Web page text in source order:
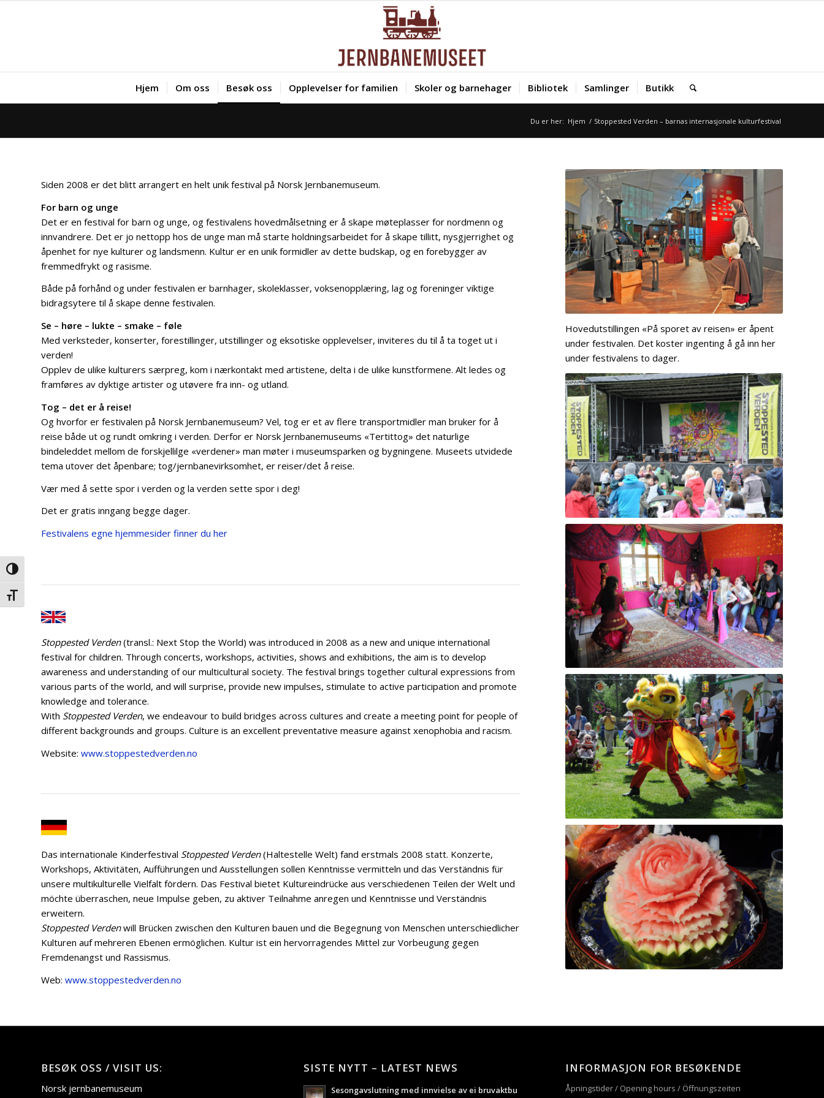
Veksle høykontrast
Veksle skriftstørrelse
Hjem Om oss Besøk oss Opplevelser for familien Skoler og barnehager Bibliotek Samlinger Butikk
Du er her: Hjem / Stoppested Verden – barnas internasjonale kulturfestival
Siden 2008 er det blitt arrangert en helt unik festival på Norsk Jernbanemuseum.
For barn og unge
Det er en festival for barn og unge, og festivalens hovedmålsetning er å skape møteplasser for nordmenn og
innvandrere. Det er jo nettopp hos de unge man må starte holdningsarbeidet for å skape tillitt, nysgjerrighet og
åpenhet for nye kulturer og landsmenn. Kultur er en unik formidler av dette budskap, og en forebygger av
fremmedfrykt og rasisme.
Både på forhånd og under festivalen er barnhager, skoleklasser, voksenopplæring, lag og foreninger viktige
bidragsytere til å skape denne festivalen.
Se – høre – lukte – smake – føle
Med verksteder, konserter, forestillinger, utstillinger og eksotiske opplevelser, inviteres du til å ta toget ut i
verden!
Opplev de ulike kulturers særpreg, kom i nærkontakt med artistene, delta i de ulike kunstformene. Alt ledes og
framføres av dyktige artister og utøvere fra inn- og utland.
Tog – det er å reise!
Og hvorfor er festivalen på Norsk Jernbanemuseum? Vel, tog er et av flere transportmidler man bruker for å
reise både ut og rundt omkring i verden. Derfor er Norsk Jernbanemuseums «Tertittog» det naturlige
bindeleddet mellom de forskjellilge «verdener» man møter i museumsparken og bygningene. Museets utvidede
tema utover det åpenbare; tog/jernbanevirksomhet, er reiser/det å reise.
Vær med å sette spor i verden og la verden sette spor i deg!
Det er gratis inngang begge dager.
Festivalens egne hjemmesider finner du her
Stoppested Verden(transl.: Next Stop the World) was introduced in 2008 as a new and unique international
festival for children. Through concerts, workshops, activities, shows and exhibitions, the aim is to develop
awareness and understanding of our multicultural society. The festival brings together cultural expressions from
various parts of the world, and will surprise, provide new impulses, stimulate to active participation and promote
knowledge and tolerance.
With Stoppested Verden, we endeavour to build bridges across cultures and create a meeting point for people of
different backgrounds and groups. Culture is an excellent preventative measure against xenophobia and racism.
Website: www.stoppestedverden.no
Das internationale Kinderfestival Stoppested Verden(Haltestelle Welt) fand erstmals 2008 statt. Konzerte,
Workshops, Aktivitäten, Aufführungen und Ausstellungen sollen Kenntnisse vermitteln und das Verständnis für
unsere multikulturelle Vielfalt fördern. Das Festival bietet Kultureindrücke aus verschiedenen Teilen der Welt und
möchte überraschen, neue Impulse geben, zu aktiver Teilnahme anregen und Kenntnisse und Verständnis
erweitern.
Stoppested Verdenwill Brücken zwischen den Kulturen bauen und die Begegnung von Menschen unterschiedlicher
Kulturen auf mehreren Ebenen ermöglichen. Kultur ist ein hervorragendes Mittel zur Vorbeugung gegen
Fremdenangst und Rassismus.
Web: www.stoppestedverden.no
Hovedutstillingen «På sporet av reisen» er åpent
under festivalen. Det koster ingenting å gå inn her
under festivalens to dager.
BESØK OSS / VISIT US:
Norsk jernbanemuseum
SISTE NYTT – LATEST NEWS
Sesongavslutning med innvielse av ei bruvaktbu
INFORMASJON FOR BESØKENDE
Åpningstider / Opening hours / Öffnungszeiten